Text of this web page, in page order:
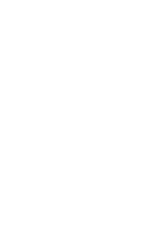
© 2026 DOMINO